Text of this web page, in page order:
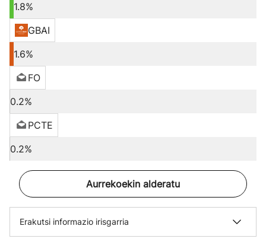
1.8%
GBAI
1.6%
FO
0.2%
PCTE
0.2%
Aurrekoekin alderatu
Erakutsi informazio irisgarria